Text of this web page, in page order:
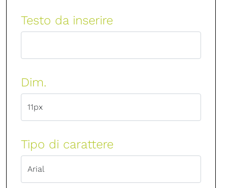
Testo da inserire
Dim.
Tipo di carattere